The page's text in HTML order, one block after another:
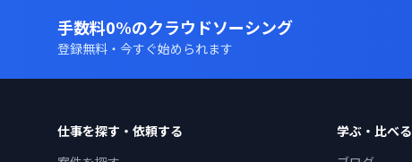
手数料0%のクラウドソーシング
登録無料・今すぐ始められます
仕事を探す・依頼する
学ぶ・比べる